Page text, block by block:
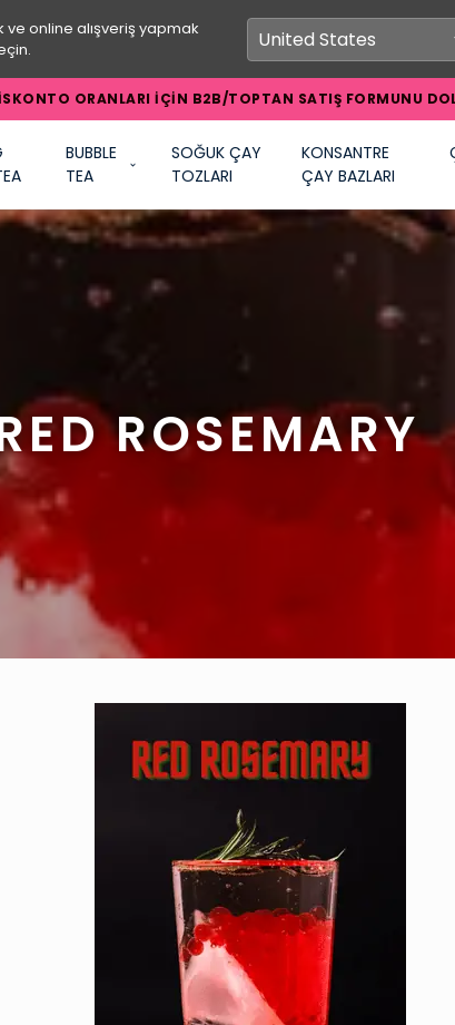
online alışveriş yapmak
ORANLARI İÇİN B2B/TOPTAN SATIŞ FORMUNU
BUBBLE
TEA
SOĞUK ÇAY
TOZLARI
KONSANTRE
ÇAY BAZLARI
ROSEMARY